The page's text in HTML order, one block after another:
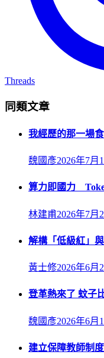
Threads
同類文章
我經歷的那一場
魏國彥2026年7月
算力即國力
林建甫2026年7月
解構「低級紅」
黃士修2026年6月
登革熱來了 蚊子
魏國彥2026年6月
建立保障教師制度